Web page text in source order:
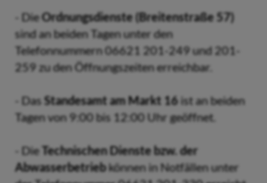
- DieOrdnungsdienste (Breitenstraße 57)
sind an beiden Tagen unter den
Telefonnummern 06621 201-249 und 201-
259 zu den Öffnungszeiten erreichbar.
- Das Standesamt am Markt 16 ist an beiden
Tagen von 9:00 bis 12:00 Uhr geöffnet.
- Die Technischen Dienste bzw. der
Abwasserbetriebkönnen in Notfällen unter